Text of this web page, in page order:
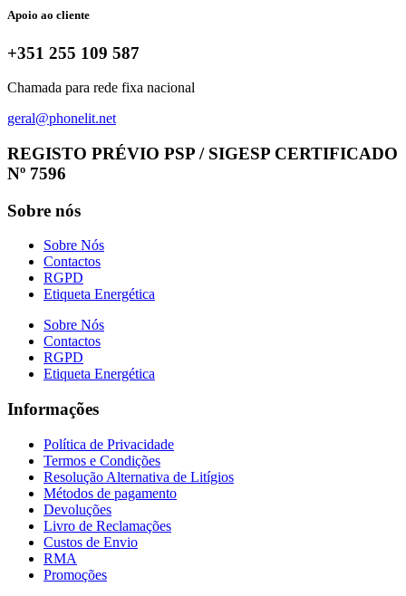
Apoio ao cliente
+351 255 109 587
Chamada para rede fixa nacional
geral@phonelit.net
REGISTO PRÉVIO PSP / SIGESP CERTIFICADO
Nº 7596
Sobre nós
Sobre Nós
Contactos
RGPD
Etiqueta Energética
Sobre Nós
Contactos
RGPD
Etiqueta Energética
Informações
Política de Privacidade
Termos e Condições
Resolução Alternativa de Litígios
Métodos de pagamento
Devoluções
Livro de Reclamações
Custos de Envio
RMA
Promoções